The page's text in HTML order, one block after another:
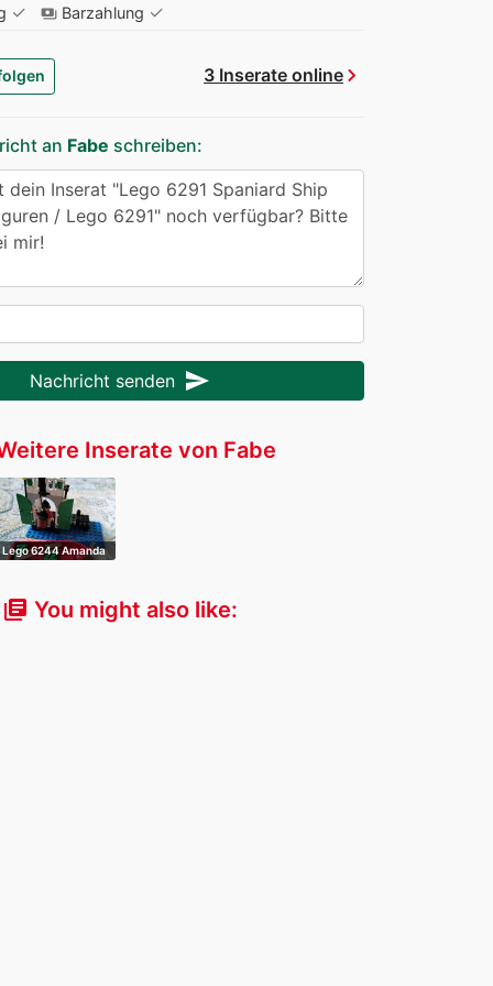
✓ payments Barzahlung ✓
3 Inserate onlinechevron_right
an Fabe schreiben:
Nachricht senden send
Inserate von Fabe
Lego 6244 Amanda
library_books You might also like: